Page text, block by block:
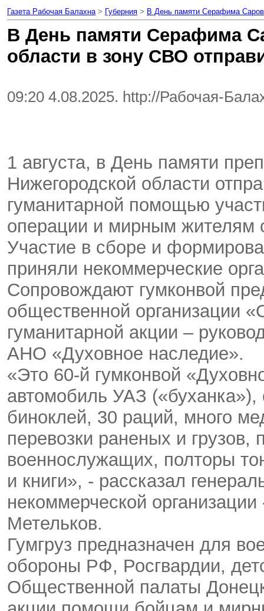
Газета Рабочая Балахна> Губерния > В День памяти Серафима
В День памяти Серафима
области в зону СВО
09:20 4.08.2025. http://Рабочая-
1 августа, в День памяти
Нижегородской области
гуманитарной помощью
операции и мирным жителям
Участие в сборе и
приняли некоммерческие
Сопровождают гумконвой
общественной организации
гуманитарной акции –
АНО «Духовное наследие».
«Это 60-й гумконвой
автомобиль УАЗ («буханка»),
биноклей, 30 раций, много
перевозки раненых и грузов,
военнослужащих, полторы
и книги», - рассказал
некоммерческой
Метельков.
Гумгруз предназначен для
обороны РФ, Росгвардии,
Общественной палаты